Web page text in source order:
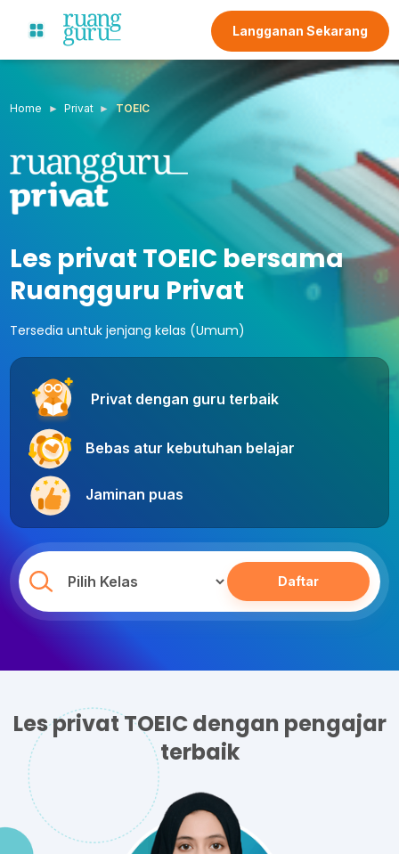
Langganan Sekarang
Home Privat TOEIC
Les privat TOEIC bersama
Ruangguru Privat
Tersedia untuk jenjang kelas (Umum)
Privat dengan guru terbaik
Bebas atur kebutuhan belajar
Jaminan puas
Daftar
Les privat TOEIC dengan pengajar
terbaik